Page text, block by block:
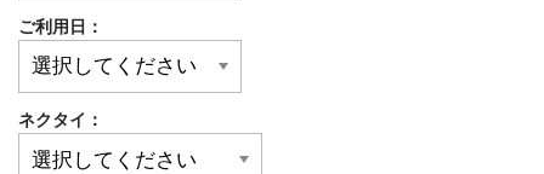
ご利用日：
ネクタイ：